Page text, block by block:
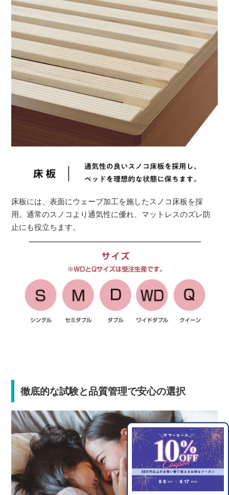
床板には、表面にウェーブ加工を施したスノコ床板を採
用。通常のスノコより通気性に優れ、マットレスのズレ防
止にも役立ちます。
徹底的な試験と品質管理で安心の選択